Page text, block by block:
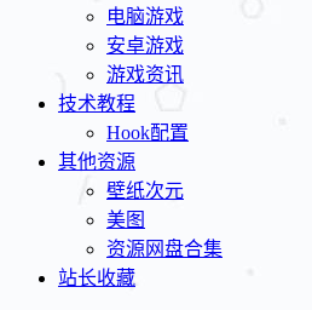
电脑游戏
安卓游戏
游戏资讯
技术教程
Hook配置
其他资源
壁纸次元
美图
资源网盘合集
站长收藏